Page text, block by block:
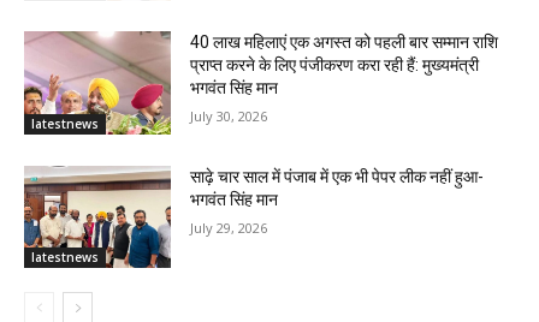
latestnews
40 लाख महिलाएं एक अगस्त को पहली बार सम्मान राशि
प्राप्त करने के लिए पंजीकरण करा रही हैं: मुख्यमंत्री
भगवंत सिंह मान
July 30, 2026
latestnews
साढ़े चार साल में पंजाब में एक भी पेपर लीक नहीं हुआ-
भगवंत सिंह मान
July 29, 2026